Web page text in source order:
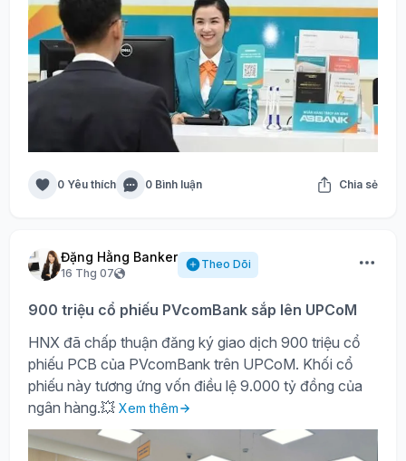
0 Yêu thích 0 Bình luận Chia sẻ
Đặng Hằng Banker
16 Thg 07
Theo Dõi
900 triệu cổ phiếu PVcomBank sắp lên UPCoM
HNX đã chấp thuận đăng ký giao dịch 900 triệu cổ
phiếu PCB của PVcomBank trên UPCoM. Khối cổ
phiếu này tương ứng vốn điều lệ 9.000 tỷ đồng của
ngân hàng.💥 Xem thêm